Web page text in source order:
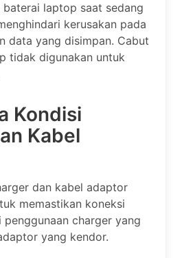
laptop saat sedang
kerusakan pada
data yang disimpan. Cabut
tidak digunakan untuk
Kondisi
Kabel
dan kabel adaptor
memastikan koneksi
charger yang
yang kendor.